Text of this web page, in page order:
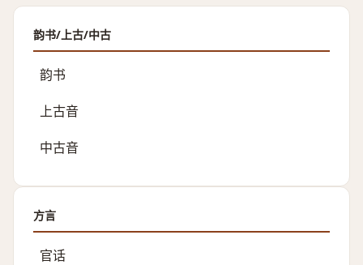
韵书/上古/中古
韵书
上古音
中古音
方言
官话